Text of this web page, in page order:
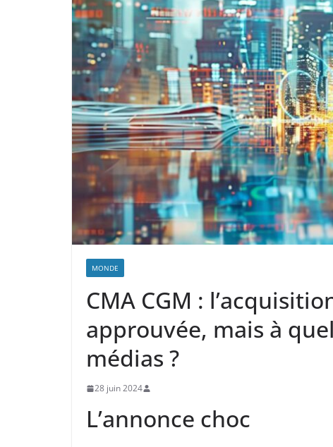
MONDE
CMA CGM :
approuvée, mais à
médias ?
28 juin 2024
L’annonce choc